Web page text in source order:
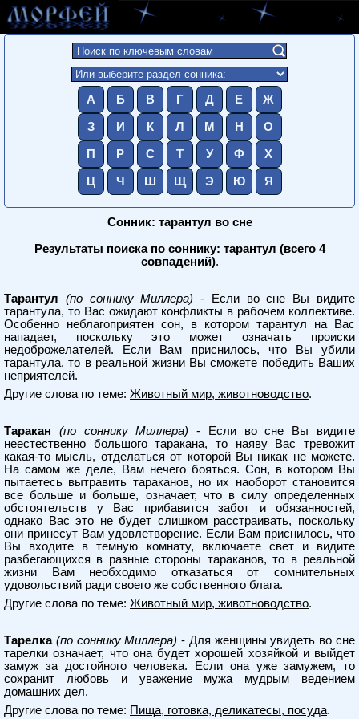
А Б В Г Д Е Ж
З И К Л М Н О
П Р С Т У Ф Х
Ц Ч Ш Щ Э Ю Я
Сонник: тарантул во сне
Результаты поиска по соннику: тарантул (всего 4
совпадений).
Тарантул (по соннику Миллера) - Если во сне Вы видите
тарантула, то Вас ожидают конфликты в рабочем коллективе.
Особенно неблагоприятен сон, в котором тарантул на Вас
нападает, поскольку это может означать происки
недоброжелателей. Если Вам приснилось, что Вы убили
тарантула, то в реальной жизни Вы сможете победить Ваших
неприятелей.
Другие слова по теме: Животный мир, животноводство.
Таракан (по соннику Миллера) - Если во сне Вы видите
неестественно большого таракана, то наяву Вас тревожит
какая-то мысль, отделаться от которой Вы никак не можете.
На самом же деле, Вам нечего бояться. Сон, в котором Вы
пытаетесь вытравить тараканов, но их наоборот становится
все больше и больше, означает, что в силу определенных
обстоятельств у Вас прибавится забот и обязанностей,
однако Вас это не будет слишком расстраивать, поскольку
они принесут Вам удовлетворение. Если Вам приснилось, что
Вы входите в темную комнату, включаете свет и видите
разбегающихся в разные стороны тараканов, то в реальной
жизни Вам необходимо отказаться от сомнительных
удовольствий ради своего же собственного блага.
Другие слова по теме: Животный мир, животноводство.
Тарелка (по соннику Миллера) - Для женщины увидеть во сне
тарелки означает, что она будет хорошей хозяйкой и выйдет
замуж за достойного человека. Если она уже замужем, то
сохранит любовь и уважение мужа мудрым ведением
домашних дел.
Другие слова по теме: Пища, готовка, деликатесы, посуда.